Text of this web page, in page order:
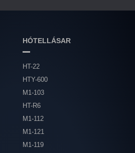
HÓTELLÁSAR
HT-22
HTY-600
M1-103
HT-R6
M1-112
M1-121
M1-119